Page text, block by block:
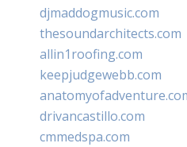
djmaddogmusic.com
thesoundarchitects.com
allin1roofing.com
keepjudgewebb.com
drivancastillo.com
cmmedspa.com